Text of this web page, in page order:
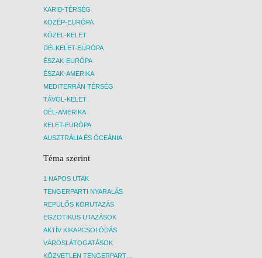
KARIB-TÉRSÉG
KÖZÉP-EURÓPA
KÖZEL-KELET
DÉLKELET-EURÓPA
ÉSZAK-EURÓPA
ÉSZAK-AMERIKA
MEDITERRÁN TÉRSÉG
TÁVOL-KELET
DÉL-AMERIKA
KELET-EURÓPA
AUSZTRÁLIA ÉS ÓCEÁNIA
Téma szerint
1 NAPOS UTAK
TENGERPARTI NYARALÁS
REPÜLŐS KÖRUTAZÁS
EGZOTIKUS UTAZÁSOK
AKTÍV KIKAPCSOLÓDÁS
VÁROSLÁTOGATÁSOK
KÖZVETLEN TENGERPARTI SZÁLLÁSOK